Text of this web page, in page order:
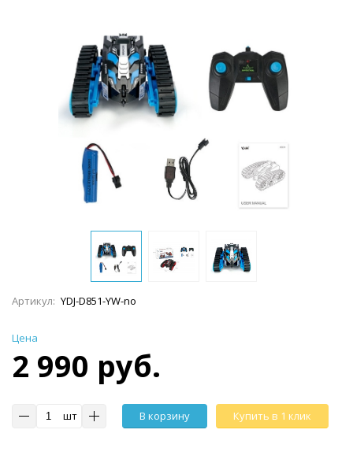
Артикул: YDJ-D851-YW-no
Цена
2 990 руб.
шт В корзину Купить в 1 клик